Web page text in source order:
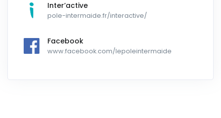
Inter’active
pole-intermaide.fr/interactive/
Facebook
www.facebook.com/lepoleintermaide